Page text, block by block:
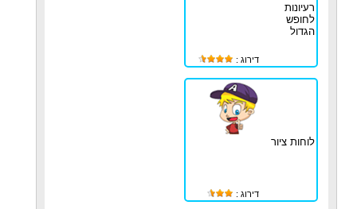
רעיונות
לחופש
הגדול
דירוג :
לוחות ציור
דירוג :